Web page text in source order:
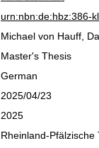
urn:nbn:de:hbz:386-
Michael von Hauff,
Master's Thesis
German
2025/04/23
2025
Rheinland-